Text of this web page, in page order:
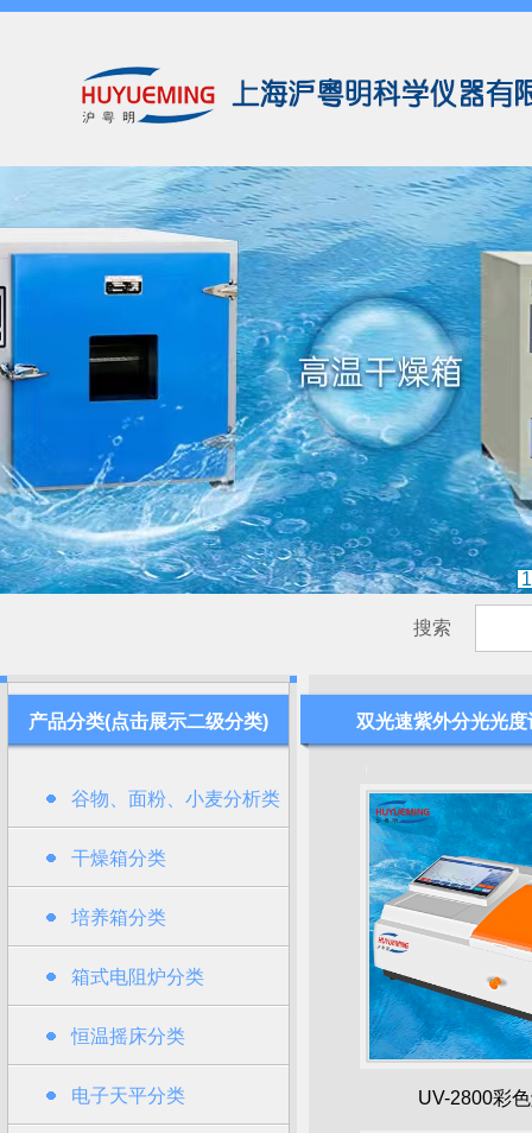
1
搜索
产品分类(点击展示二级分类)
谷物、面粉、小麦分析类
干燥箱分类
培养箱分类
箱式电阻炉分类
恒温摇床分类
电子天平分类
双光速紫外分光光度
UV-2800彩